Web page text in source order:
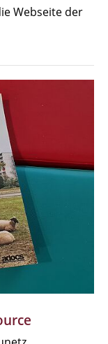
Webseite der